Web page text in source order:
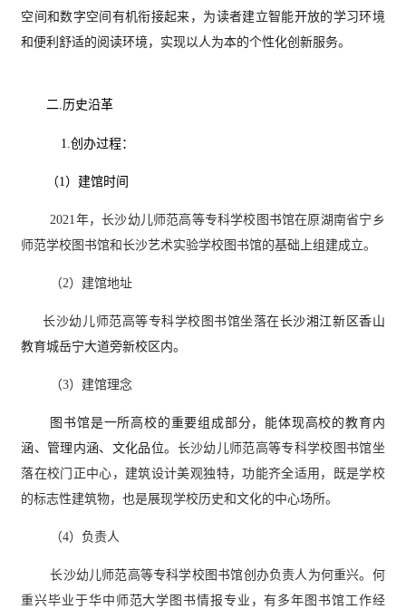
空间和数字空间有机衔接起来，为读者建立智能开放的学习环境
和便利舒适的阅读环境，实现以人为本的个性化创新服务。
二.历史沿革
1.创办过程：
（1）建馆时间
2021年，长沙幼儿师范高等专科学校图书馆在原湖南省宁乡
师范学校图书馆和长沙艺术实验学校图书馆的基础上组建成立。
（2）建馆地址
长沙幼儿师范高等专科学校图书馆坐落在长沙湘江新区香山
教育城岳宁大道旁新校区内。
（3）建馆理念
图书馆是一所高校的重要组成部分，能体现高校的教育内
涵、管理内涵、文化品位。 长沙幼儿师范高等专科学校图书馆坐
落在校门正中心，建筑设计美观独特，功能齐全适用，既是学校
的标志性建筑物，也是展现学校历史和文化的中心场所。
（4）负责人
长沙幼儿师范高等专科学校图书馆创办负责人为何重兴。何
重兴毕业于华中师范大学图书情报专业，有多年图书馆工作经